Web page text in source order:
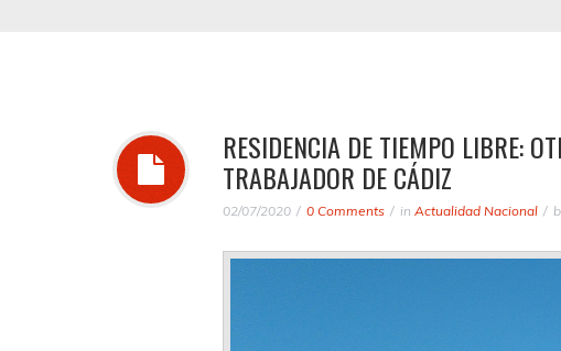
RESIDENCIA DE TIEMPO LIBRE:
TRABAJADOR DE CÁDIZ
02/07/2020 0 Comments in Actualidad Nacional